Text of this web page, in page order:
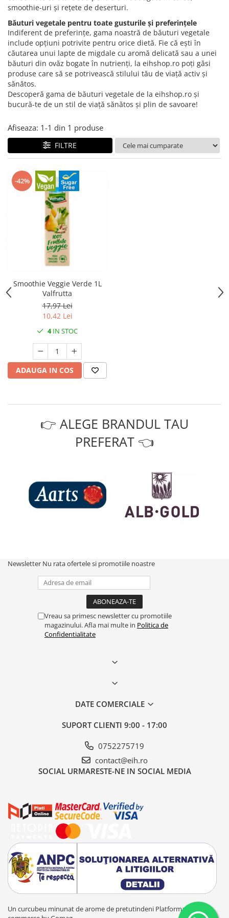
Ghimbir murat la borcan
Alge Nori
Supa miso
smoothie-uri și rețete de deserturi.
Băuturi vegetale pentru toate gusturile și preferințele
Indiferent de preferințe, gama noastră de băuturi vegetale
include opțiuni potrivite pentru orice dietă. Fie că ești în
căutarea unui lapte de migdale cu aromă delicată sau a unei
băuturi din ovăz bogate în nutrienți, la eihshop.ro poți găsi
produse care să se potrivească stilului tău de viață activ și
sănătos.
Descoperă gama de băuturi vegetale de la eihshop.ro și
bucură-te de un stil de viață sănătos și plin de savoare!
Afiseaza: 1-1 din 1 produse
FILTRE
-42%
Smoothie Veggie Verde 1L
Valfrutta
17,97 Lei
10,42 Lei
4IN STOC
ADAUGA IN COS
👉 ALEGE BRANDUL TAU
PREFERAT 👈
Newsletter Nu rata ofertele si promotiile noastre
Vreau sa primesc newsletter cu promotiile
magazinului. Afla mai multe in Politica de
Confidentialitate
DATE COMERCIALE
SUPORT CLIENTI 9:00 - 17:00
0752275719
contact@eih.ro
SOCIAL URMARESTE-NE IN SOCIAL MEDIA
Un curcubeu minunat de arome de pretutindeni Platforma E-